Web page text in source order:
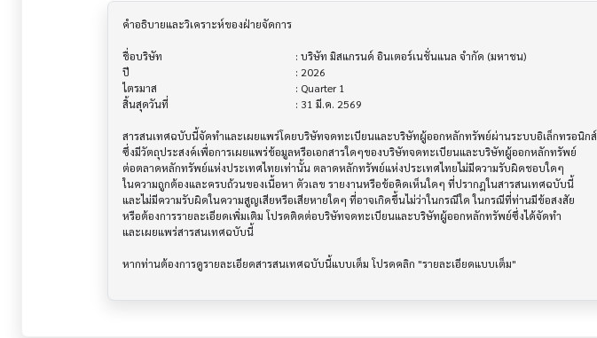
คำอธิบายและวิเคราะห์ของฝ่ายจัดการ
ชื่อบริษัท                               			 : บริษัท มิสแกรนด์ อินเตอร์เนชั่นแนล จำกัด (มหาชน)
ปี                                     			 : 2026
ไตรมาส                                			 : Quarter 1
สิ้นสุดวันที่                              			 : 31 มี.ค. 2569
สารสนเทศฉบับนี้จัดทำและเผยแพร่โดยบริษัทจดทะเบียนและบริษัทผู้ออกหลักทรัพย์ผ่านระบบอิเล็กทรอนิกส์
ซึ่งมีวัตถุประสงค์เพื่อการเผยแพร่ข้อมูลหรือเอกสารใดๆของบริษัทจดทะเบียนและบริษัทผู้ออกหลักทรัพย์
ต่อตลาดหลักทรัพย์แห่งประเทศไทยเท่านั้น ตลาดหลักทรัพย์แห่งประเทศไทยไม่มีความรับผิดชอบใดๆ
ในความถูกต้องและครบถ้วนของเนื้อหา ตัวเลข รายงานหรือข้อคิดเห็นใดๆ ที่ปรากฎในสารสนเทศฉบับนี้
และไม่มีความรับผิดในความสูญเสียหรือเสียหายใดๆ ที่อาจเกิดขึ้นไม่ว่าในกรณีใด ในกรณีที่ท่านมีข้อสงสัย
หรือต้องการรายละเอียดเพิ่มเติม โปรดติดต่อบริษัทจดทะเบียนและบริษัทผู้ออกหลักทรัพย์ซึ่งได้จัดทำ
และเผยแพร่สารสนเทศฉบับนี้